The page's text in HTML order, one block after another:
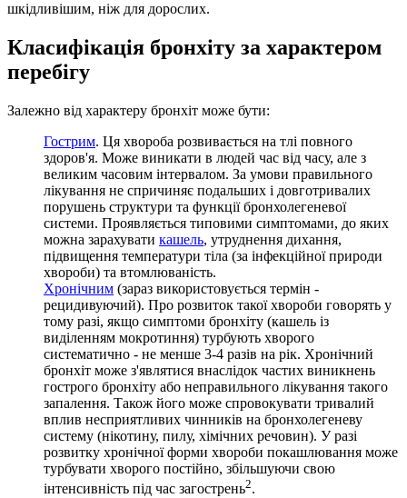
шкідливішим, ніж для дорослих.
Класифікація бронхіту за характером
перебігу
Залежно від характеру бронхіт може бути:
Гострим. Ця хвороба розвивається на тлі повного
здоров'я. Може виникати в людей час від часу, але з
великим часовим інтервалом. За умови правильного
лікування не спричиняє подальших і довготривалих
порушень структури та функції бронхолегеневої
системи. Проявляється типовими симптомами, до яких
можна зарахувати кашель, утруднення дихання,
підвищення температури тіла (за інфекційної природи
хвороби) та втомлюваність.
Хронічним (зараз використовується термін -
рецидивуючий). Про розвиток такої хвороби говорять у
тому разі, якщо симптоми бронхіту (кашель із
виділенням мокротиння) турбують хворого
систематично - не менше 3-4 разів на рік. Хронічний
бронхіт може з'являтися внаслідок частих виникнень
гострого бронхіту або неправильного лікування такого
запалення. Також його може спровокувати тривалий
вплив несприятливих чинників на бронхолегеневу
систему (нікотину, пилу, хімічних речовин). У разі
розвитку хронічної форми хвороби покашлювання може
турбувати хворого постійно, збільшуючи свою
інтенсивність під час загострень2.